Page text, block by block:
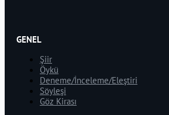
GENEL
Şiir
Öykü
Deneme/İnceleme/Eleştiri
Söyleşi
Göz Kirası